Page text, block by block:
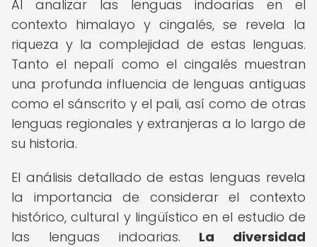
Al analizar las lenguas indoarias en el
contexto himalayo y cingalés, se revela la
riqueza y la complejidad de estas lenguas.
Tanto el nepalí como el cingalés muestran
una profunda influencia de lenguas antiguas
como el sánscrito y el pali, así como de otras
lenguas regionales y extranjeras a lo largo de
su historia.
El análisis detallado de estas lenguas revela
la importancia de considerar el contexto
histórico, cultural y lingüístico en el estudio de
las lenguas indoarias. La diversidad